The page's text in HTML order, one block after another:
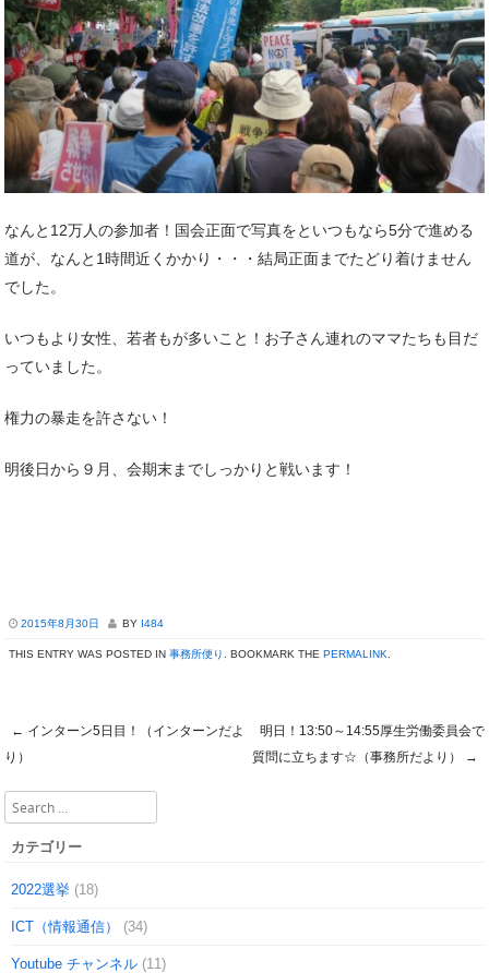
なんと12万人の参加者！国会正面で写真をといつもなら5分で進める
道が、なんと1時間近くかかり・・・結局正面までたどり着けません
でした。
いつもより女性、若者もが多いこと！お子さん連れのママたちも目だ
っていました。
権力の暴走を許さない！
明後日から９月、会期末までしっかりと戦います！
2015年8月30日 BY I484
THIS ENTRY WAS POSTED IN 事務所便り . BOOKMARK THE PERMALINK
Post navigation
← インターン5日目！（インターンだよ
り）
明日！13:50～14:55厚生労働委員会で
質問に立ちます☆（事務所だより）
→
Search
カテゴリー
2022選挙 (18)
ICT（情報通信） (34)
Youtube チャンネル (11)